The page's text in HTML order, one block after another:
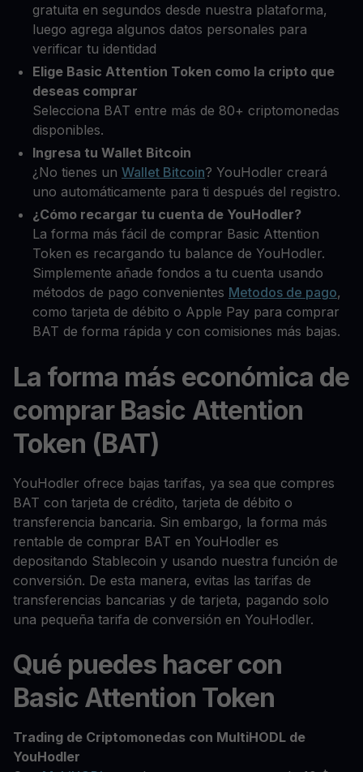
gratuita en segundos desde nuestra plataforma,
luego agrega algunos datos personales para
verificar tu identidad
Elige Basic Attention Token como la cripto que
deseas comprar
Selecciona BAT entre más de 80+ criptomonedas
disponibles.
Ingresa tu Wallet Bitcoin
¿No tienes un Wallet Bitcoin? YouHodler creará
uno automáticamente para ti después del registro.
¿Cómo recargar tu cuenta de YouHodler?
La forma más fácil de comprar Basic Attention
Token es recargando tu balance de YouHodler.
Simplemente añade fondos a tu cuenta usando
métodos de pago convenientes Metodos de pago,
como tarjeta de débito o Apple Pay para comprar
BAT de forma rápida y con comisiones más bajas.
La forma más económica de
comprar Basic Attention
Token (BAT)
YouHodler ofrece bajas tarifas, ya sea que compres
BAT con tarjeta de crédito, tarjeta de débito o
transferencia bancaria. Sin embargo, la forma más
rentable de comprar BAT en YouHodler es
depositando Stablecoin y usando nuestra función de
conversión. De esta manera, evitas las tarifas de
transferencias bancarias y de tarjeta, pagando solo
una pequeña tarifa de conversión en YouHodler.
Qué puedes hacer con
Basic Attention Token
Trading de Criptomonedas con MultiHODL de
YouHodler